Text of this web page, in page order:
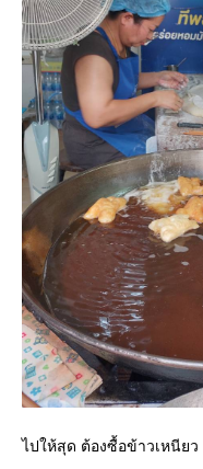
ไปให้สุด ต้องซื้อข้าวเหนียว